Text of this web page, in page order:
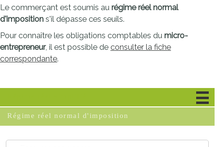
Le commerçant est soumis au régime réel normal
d'imposition s'il dépasse ces seuils.
Pour connaître les obligations comptables du micro-
entrepreneur, il est possible de consulter la fiche
correspondante.
Régime réel normal d'imposition